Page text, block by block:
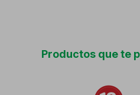
Productos que te